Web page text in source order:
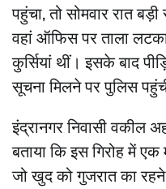
पहुंचा, तो सोमवार रात
वहां ऑफिस पर ताला
कुर्सियां थीं। इसके बाद
सूचना मिलने पर पुलिस
इंद्रानगर निवासी वकील
बताया कि इस गिरोह में
जो खुद को गुजरात का रहने